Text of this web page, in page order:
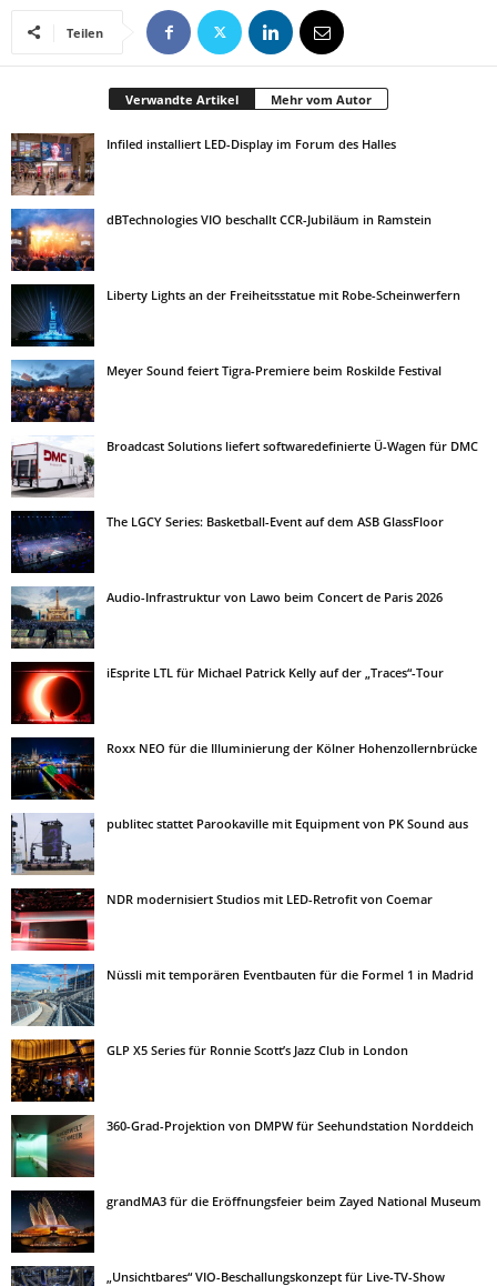
Teilen
Verwandte Artikel Mehr vom Autor
Infiled installiert LED-Display im Forum des Halles
dBTechnologies VIO beschallt CCR-Jubiläum in Ramstein
Liberty Lights an der Freiheitsstatue mit Robe-Scheinwerfern
Meyer Sound feiert Tigra-Premiere beim Roskilde Festival
Broadcast Solutions liefert softwaredefinierte Ü-Wagen für DMC
The LGCY Series: Basketball-Event auf dem ASB GlassFloor
Audio-Infrastruktur von Lawo beim Concert de Paris 2026
iEsprite LTL für Michael Patrick Kelly auf der „Traces“-Tour
Roxx NEO für die Illuminierung der Kölner Hohenzollernbrücke
publitec stattet Parookaville mit Equipment von PK Sound aus
NDR modernisiert Studios mit LED-Retrofit von Coemar
Nüssli mit temporären Eventbauten für die Formel 1 in Madrid
GLP X5 Series für Ronnie Scott’s Jazz Club in London
360-Grad-Projektion von DMPW für Seehundstation Norddeich
grandMA3 für die Eröffnungsfeier beim Zayed National Museum
„Unsichtbares“ VIO-Beschallungskonzept für Live-TV-Show